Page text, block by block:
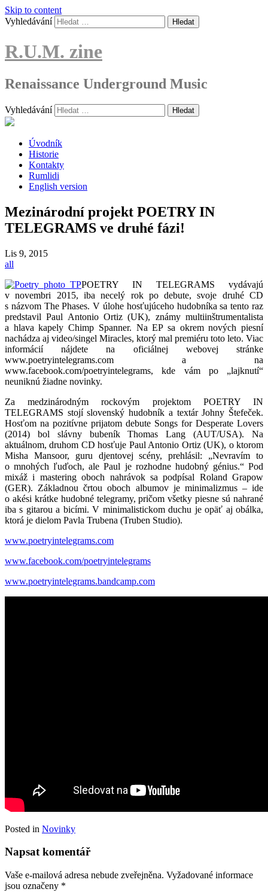
Skip to content
Vyhledávání
R.U.M. zine
Renaissance Underground Music
Vyhledávání
Úvodník
Historie
Kontakty
Rumlidi
English version
Mezinárodní projekt POETRY IN
TELEGRAMS ve druhé fázi!
Lis 9, 2015
all
POETRY IN TELEGRAMS vydávajú
v novembri 2015, iba necelý rok po debute, svoje druhé CD
s názvom The Phases. V úlohe hosťujúceho hudobníka sa tento raz
predstavil Paul Antonio Ortiz (UK), známy multiinštrumentalista
a hlava kapely Chimp Spanner. Na EP sa okrem nových piesní
nachádza aj video/singel Miracles, ktorý mal premiéru toto leto. Viac
informácií nájdete na oficiálnej webovej stránke
www.poetryintelegrams.com a na
www.facebook.com/poetryintelegrams, kde vám po „lajknutí“
neuniknú žiadne novinky.
Za medzinárodným rockovým projektom POETRY IN
TELEGRAMS stojí slovenský hudobník a textár Johny Štefeček.
Hosťom na pozitívne prijatom debute Songs for Desperate Lovers
(2014) bol slávny bubeník Thomas Lang (AUT/USA). Na
aktuálnom, druhom CD hosťuje Paul Antonio Ortiz (UK), o ktorom
Misha Mansoor, guru djentovej scény, prehlásil: „Nevravím to
o mnohých ľuďoch, ale Paul je rozhodne hudobný génius.“ Pod
mixáž i mastering oboch nahrávok sa podpísal Roland Grapow
(GER). Základnou črtou oboch albumov je minimalizmus – ide
o akési krátke hudobné telegramy, pričom všetky piesne sú nahrané
iba s gitarou a bicími. V minimalistickom duchu je opäť aj obálka,
ktorá je dielom Pavla Trubena (Truben Studio).
www.poetryintelegrams.com
www.facebook.com/poetryintelegrams
www.poetryintelegrams.bandcamp.com
Posted in Novinky
Napsat komentář
Vaše e-mailová adresa nebude zveřejněna. Vyžadované informace
jsou označeny *